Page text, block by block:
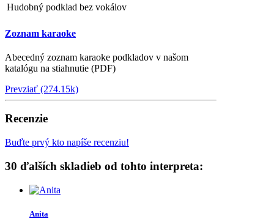
Hudobný podklad bez vokálov
Zoznam karaoke
Abecedný zoznam karaoke podkladov v našom
katalógu na stiahnutie (PDF)
Prevziať (274.15k)
Recenzie
Buďte prvý kto napíše recenziu!
30 ďalších skladieb od tohto interpreta:
Anita